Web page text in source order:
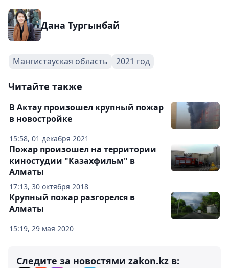
Дана Тургынбай
Мангистауская область 2021 год
Читайте также
15:58, 01 декабря 2021
В Актау произошел крупный пожар
в новостройке
17:13, 30 октября 2018
Пожар произошел на территории
киностудии "Казахфильм" в
Алматы
15:19, 29 мая 2020
Крупный пожар разгорелся в
Алматы
Следите за новостями zakon.kz в: